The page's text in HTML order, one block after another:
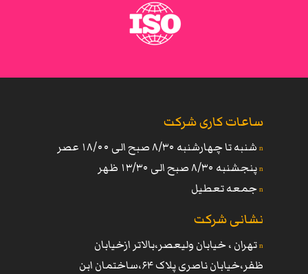
ساعات کاری شرکت
n شنبه تا چهارشنبه ٨/٣۰ صبح الی ١٨/۰۰ عصر
n پنجشنبه ٨/٣۰ صبح الی ١٣/٣۰ ظهر
n جمعه تعطیل
نشانی شرکت
n تهران ، خیابان ولیعصر،بالاتر ازخیابان
ظفر،خیابان ناصری پلاک ۶۴،ساختمان ابن